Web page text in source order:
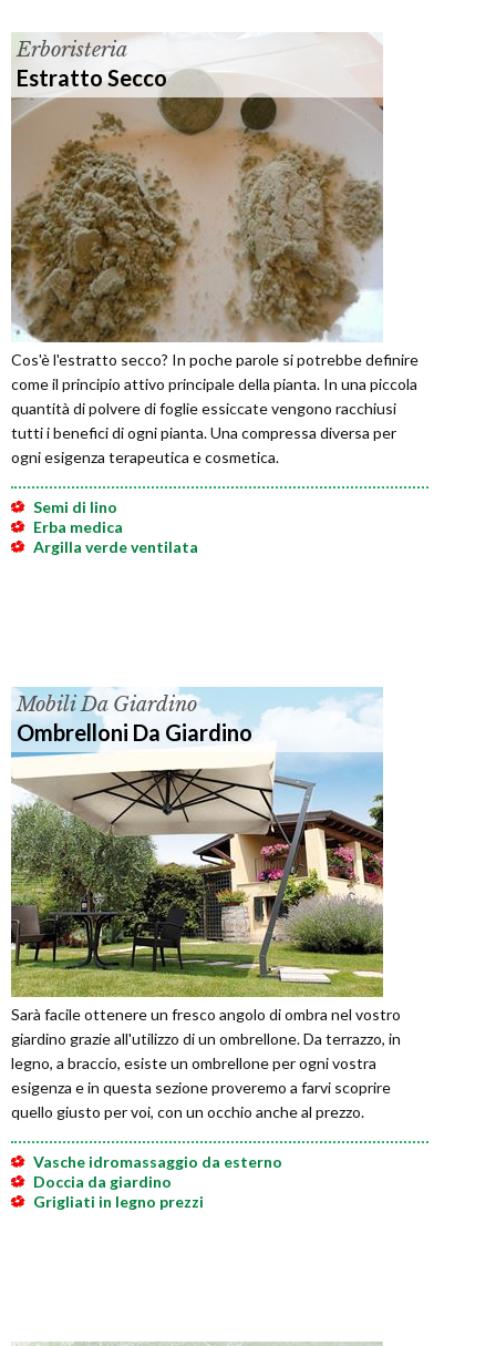
Erboristeria
Estratto Secco
Cos'è l'estratto secco? In poche parole si potrebbe definire
come il principio attivo principale della pianta. In una piccola
quantità di polvere di foglie essiccate vengono racchiusi
tutti i benefici di ogni pianta. Una compressa diversa per
ogni esigenza terapeutica e cosmetica.
Semi di lino
Erba medica
Argilla verde ventilata
Mobili Da Giardino
Ombrelloni Da Giardino
Sarà facile ottenere un fresco angolo di ombra nel vostro
giardino grazie all'utilizzo di un ombrellone. Da terrazzo, in
legno, a braccio, esiste un ombrellone per ogni vostra
esigenza e in questa sezione proveremo a farvi scoprire
quello giusto per voi, con un occhio anche al prezzo.
Vasche idromassaggio da esterno
Doccia da giardino
Grigliati in legno prezzi